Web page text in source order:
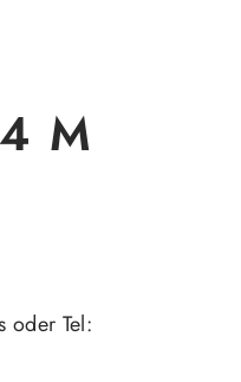
M
oder Tel: